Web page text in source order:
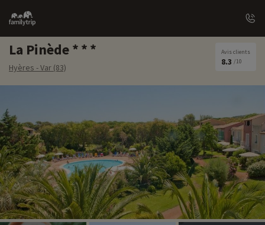
Family
trip
La Pinède
Hyères - Var (83)
Avis clients
8.3 /10